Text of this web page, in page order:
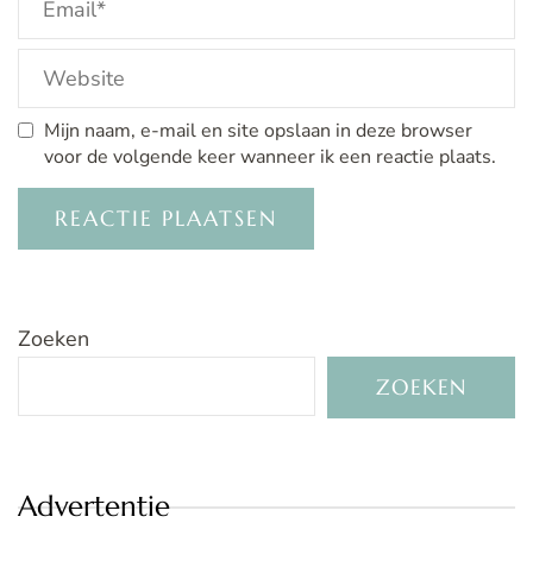
Mijn naam, e-mail en site opslaan in deze browser
voor de volgende keer wanneer ik een reactie plaats.
Zoeken
ZOEKEN
Advertentie